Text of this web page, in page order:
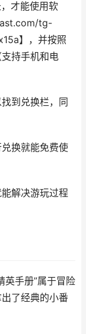
才能使用软
tg-
】，并按照
持手机和电
到兑换栏，同
换就能免费使
解决游玩过程
英手册”属于冒险
了经典的小番